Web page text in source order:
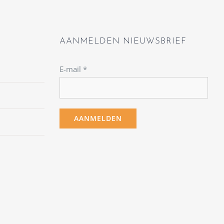
AANMELDEN NIEUWSBRIEF
E-mail *